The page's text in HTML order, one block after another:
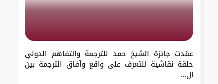
عقدت جائزة الشيخ حمد للترجمة والتفاهم الدولي
حلقة نقاشية للتعرف على واقع وآفاق الترجمة بين
ال...